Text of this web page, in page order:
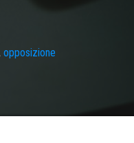
opposizione